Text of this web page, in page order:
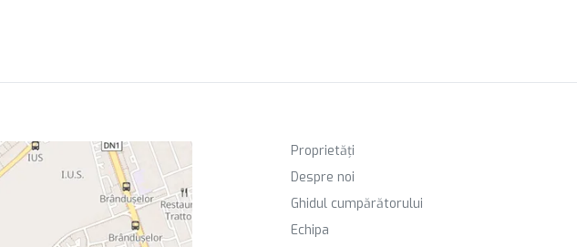
Proprietăți
Despre noi
Ghidul cumpărătorului
Echipa